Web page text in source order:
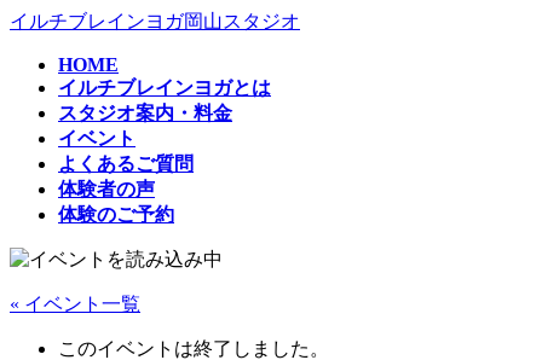
コ
プ
ナ
動
イルチブレインヨガ岡山スタジオ
HOME
イルチブレインヨガとは
スタジオ案内・料金
イベント
よくあるご質問
体験者の声
体験のご予約
« イベント一覧
このイベントは終了しました。